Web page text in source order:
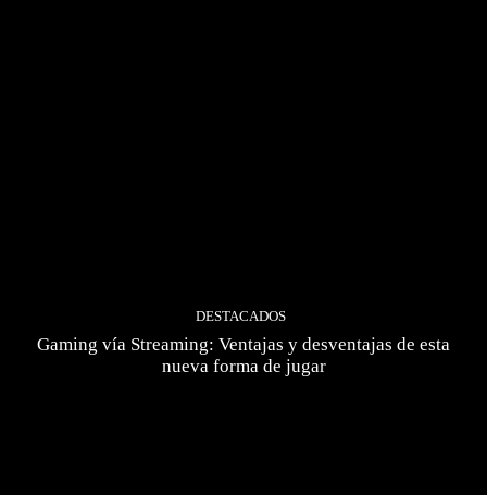
DESTACADOS
Gaming vía Streaming: Ventajas y desventajas de esta
nueva forma de jugar